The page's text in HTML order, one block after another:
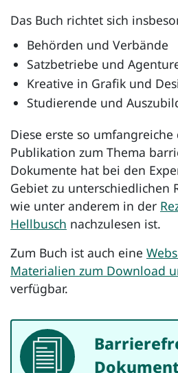
Das Buch richtet sich
Behörden und Verbände
Satzbetriebe und
Kreative in Grafik und
Studierende und
Diese erste so
Publikation zum Thema
Dokumente hat bei den
Gebiet zu unterschiedlichen
wie unter anderem in der
Hellbusch nachzulesen ist.
Zum Buch ist auch eine
Materialien zum Download
verfügbar.
Dokument